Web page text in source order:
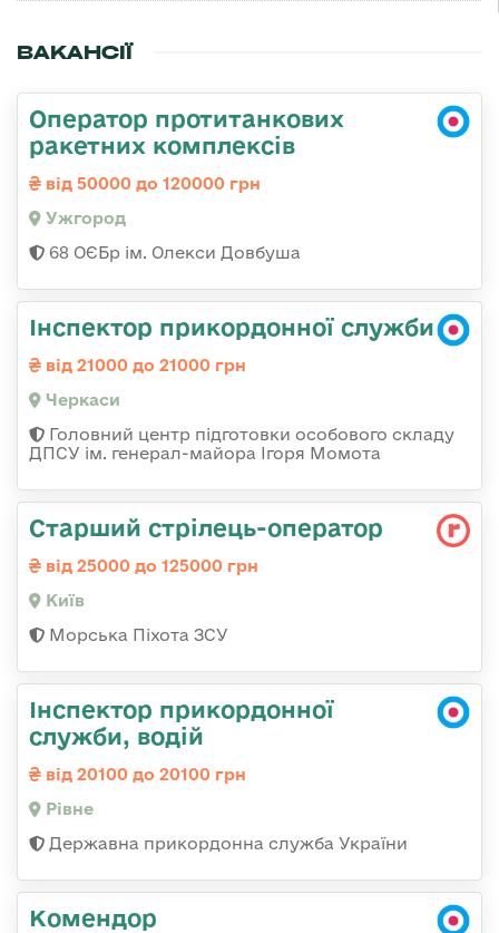
ВАКАНСІЇ
Оператор протитанкових
ракетних комплексів
від 50000 до 120000 грн
Ужгород
68 ОЄБр ім. Олекси Довбуша
Інспектор прикордонної служби
від 21000 до 21000 грн
Черкаси
Головний центр підготовки особового складу
ДПСУ ім. генерал-майора Ігоря Момота
Стаpший стpілець-опеpатоp
від 25000 до 125000 грн
Київ
Морська Піхота ЗСУ
Інспектор прикордонної
служби, водій
від 20100 до 20100 грн
Рівне
Державна прикордонна служба України
Комендор